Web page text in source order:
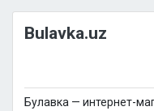
Bulavka.uz
Булавка — интернет-